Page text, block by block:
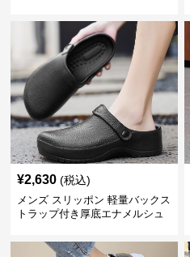
¥2,630 (税込)
メンズ スリッポン 軽量バックス
トラップ付き厚底エナメルシュ